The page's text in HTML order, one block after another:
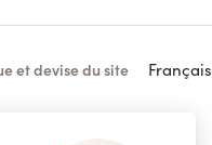
et devise du site Français